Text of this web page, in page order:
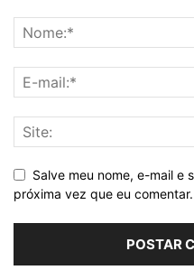
Salve meu nome, e-mail e
próxima vez que eu comentar.